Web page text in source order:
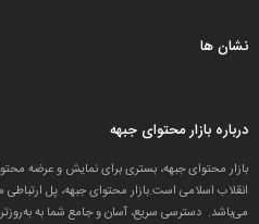
نشان ها
درباره بازار محتوای جبهه
بازار محتوای جبهه، بستری برای نمایش و عرضه
انقلاب اسلامی است.بازار محتوای جبهه، پل
می‌باشد. دسترسی سریع، آسان و جامع شما به